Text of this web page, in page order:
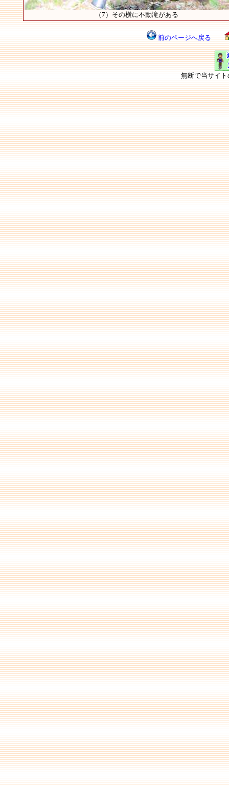
（7）その横に不動滝がある
前のページへ戻る
無断で当サイ